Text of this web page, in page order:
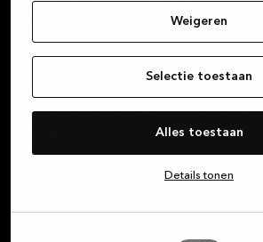
Weigeren
Selectie toestaan
Alles toestaan
Details tonen
garderobe koopt, wij zijn je
hoogwaardige Deense
uitstekende klantenservice te
moment dat je bij een van onze
totdat je nieuwe keuken, badkamer